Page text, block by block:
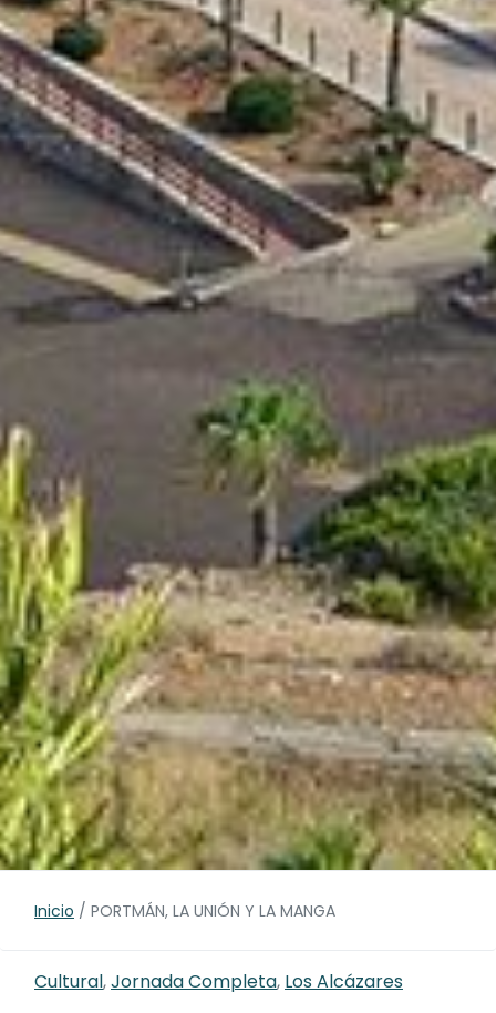
Inicio / PORTMÁN, LA UNIÓN Y LA MANGA
Cultural,Jornada Completa, Los Alcázares